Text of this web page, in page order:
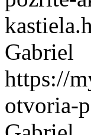
Gabriel
https://
otvoria-